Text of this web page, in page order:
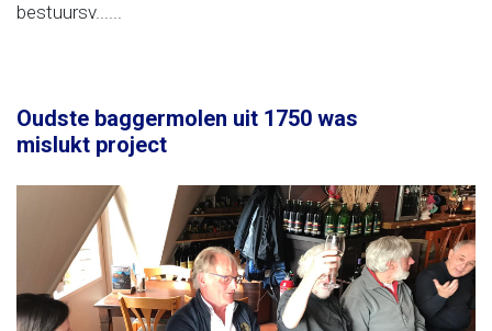
bestuursv......
Oudste baggermolen uit 1750 was
mislukt project